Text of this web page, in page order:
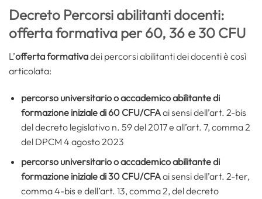
Decreto Percorsi abilitanti docenti:
offerta formativa per 60, 36 e 30 CFU
L’offerta formativadei percorsi abilitanti dei docenti è così
articolata:
percorso universitario o accademico abilitante di
formazione iniziale di 60 CFU/CFAai sensi dell’art. 2-bis
del decreto legislativo n. 59 del 2017 e all’art. 7, comma 2
del DPCM 4 agosto 2023
percorso universitario o accademico abilitante di
formazione iniziale di 30 CFU/CFAai sensi dell’art. 2-ter,
comma 4-bis e dell’art. 13, comma 2, del decreto